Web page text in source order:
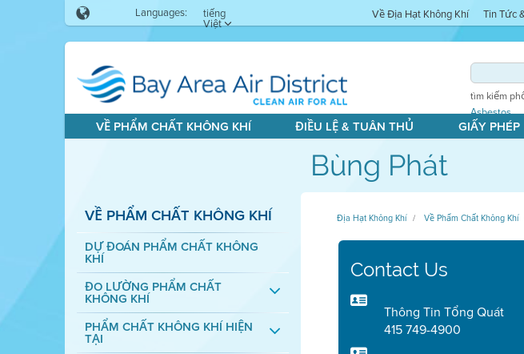
Languages: tiếng
Việt
Về Địa Hạt Không Khí Tin Tức
tìm kiếm
Asbestos
VỀ PHẨM CHẤT KHÔNG KHÍ ĐIỀU LỆ & TUÂN THỦ GIẤY PHÉP
Bùng Phát
VỀ PHẨM CHẤT KHÔNG KHÍ
DỰ ĐOÁN PHẨM CHẤT KHÔNG
KHÍ
ĐO LƯỜNG PHẨM CHẤT
KHÔNG KHÍ
PHẨM CHẤT KHÔNG KHÍ HIỆN
TẠI
Địa Hạt Không Khí Về Phẩm Chất Không Khí
Contact Us
Thông Tin Tổng Quát
415 749-4900